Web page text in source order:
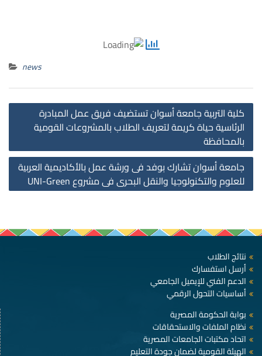
news
كلية التربية جامعة أسوان تستضيف فريق عمل المبادرة
الرئاسية حياة كريمة لتعريف الطلاب بالمشروعات القومية
بالمحافظة
جامعة أسوان تشارك بوفد فى ورشة عمل بالأكادیمیة العربیة
للعلوم والتكنولوجیا والنقل البحرى فى مشروع UNI-Green
نتائج الطلاب
أرسل استفسارك
الدعم الفني للإيميل الجامعي
أساسيات التحول الرقمي
بوابة الحكومة المصرية
نظام الملفات والاستحقاقات
اتحاد مكتبات الجامعات المصرية
الهيئة القومية لضمان جودة التعليم